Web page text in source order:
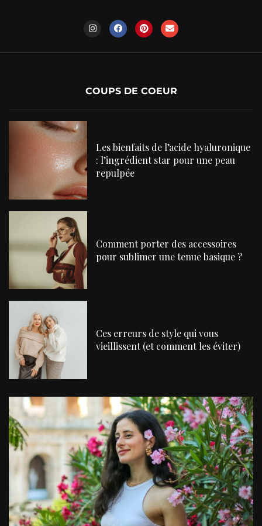
COUPS DE COEUR
Les bienfaits de l’acide hyaluronique
: l’ingrédient star pour une peau
repulpée
Comment porter des accessoires
pour sublimer une tenue basique ?
Ces erreurs de style qui vous
vieillissent (et comment les éviter)